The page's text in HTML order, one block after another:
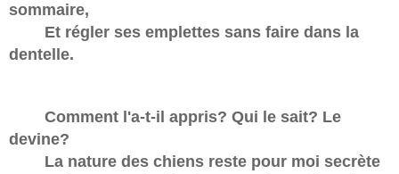
sommaire,
Et régler ses emplettes sans faire dans la
dentelle.
Comment l'a-t-il appris? Qui le sait? Le
devine?
La nature des chiens reste pour moi secrète